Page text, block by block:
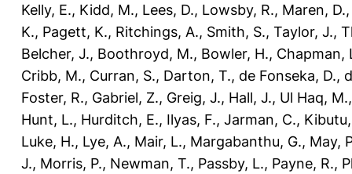
Kelly, E., Kidd, M., Lees, D., Lowsby, R., Maren, D.
K., Pagett, K., Ritchings, A., Smith, S., Taylor, J.,
Belcher, J., Boothroyd, M., Bowler, H., Chapman,
Cribb, M., Curran, S., Darton, T., de Fonseka, D.,
Foster, R., Gabriel, Z., Greig, J., Hall, J., Ul Haq, M.
Hunt, L., Hurditch, E., Ilyas, F., Jarman, C.,
Luke, H., Lye, A., Mair, L., Margabanthu, G., May,
J., Morris, P., Newman, T., Passby, L., Payne, R.,